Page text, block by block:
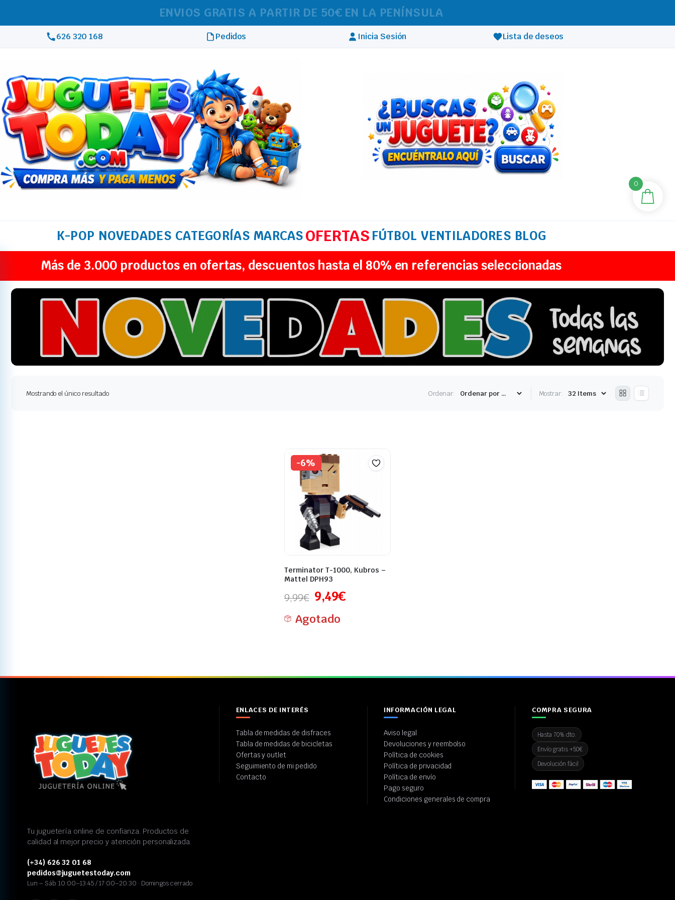
REALIZAMOS ENVÍOS A TODA EUROPA
626 320 168 Pedidos Inicia Sesión Lista de deseos
K-POP NOVEDADES CATEGORÍAS MARCASOFERTAS FÚTBOL VENTILADORES BLOG
Más de 3.000 productos en ofertas, descuentos hasta el 80% en referencias seleccionadas
Mostrando el único resultado Ordenar: Mostrar:
-6%
Terminator T-1000, Kubros –
Mattel DPH93
9,99€ 9,49€
Agotado
Tu juguetería online de confianza. Productos de
calidad al mejor precio y atención personalizada.
(+34) 626 32 01 68
pedidos@juguetestoday.com
Lun – Sáb: 10:00–13:45 / 17:00–20:30 · Domingos cerrado
ENLACES DE INTERÉS
Tabla de medidas de disfraces
Tabla de medidas de bicicletas
Ofertas y outlet
Seguimiento de mi pedido
Contacto
INFORMACIÓN LEGAL
Aviso legal
Devoluciones y reembolso
Política de cookies
Política de privacidad
Política de envío
Pago seguro
Condiciones generales de compra
COMPRA SEGURA
Hasta 70% dto.
Envío gratis +50€
Devolución fácil
0